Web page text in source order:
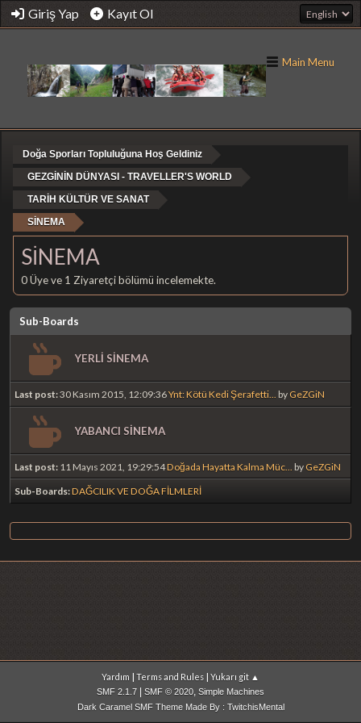
Giriş Yap Kayıt Ol
Main Menu
Doğa Sporları Topluluğuna Hoş Geldiniz
GEZGİNİN DÜNYASI - TRAVELLER'S WORLD
TARİH KÜLTÜR VE SANAT
SİNEMA
SİNEMA
0 Üye ve 1 Ziyaretçi bölümü incelemekte.
Sub-Boards
YERLİ SİNEMA
Last post:30 Kasım 2015, 12:09:36Ynt: Kötü Kedi Şerafetti... by GeZGiN
YABANCI SİNEMA
Last post: 11 Mayıs 2021, 19:29:54Doğada Hayatta Kalma Müc... by GeZGiN
Sub-Boards DAĞCILIK VE DOĞA FİLMLERİ
Yardım | Terms and Rules | Yukarı git ▲
SMF 2.1.7 SMF © 2020, Simple Machines
Dark Caramel SMF Theme Made By : TwitchisMental